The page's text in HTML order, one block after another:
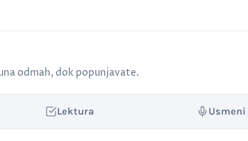
odmah, dok popunjavate.
Lektura